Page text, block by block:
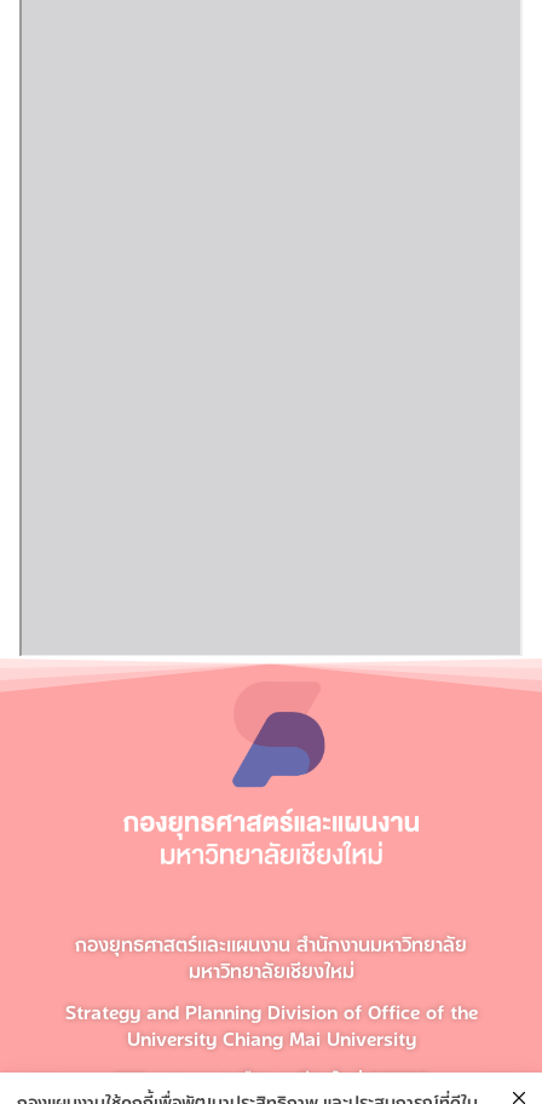
กองยุทธศาสตร์และแผนงาน สำนักงานมหาวิทยาลัย
มหาวิทยาลัยเชียงใหม่
Strategy and Planning Division of Office of the
University Chiang Mai University
239 ต.สุเทพ อ.เมือง จ.เชียงใหม่ 50200